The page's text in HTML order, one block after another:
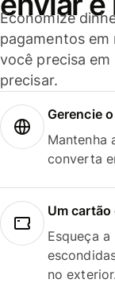
Economize
pagamentos em
você precisa
precisar.
Gerencie
Mantenha
converta
Um
Esqueça
no exterior.